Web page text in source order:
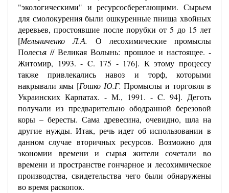
"экологическими" и ресурсосберегающими. Сырьем
для смолокурения были ошкуренные пнища хвойных
деревьев, простоявшие после порубки от 5 до 15 лет
[Мельниченко Л.А.
О лесохимические промыслы
Полесья // Великая Волынь: прошлое и настоящее. -
Житомир, 1993. - C. 175 - 176]. К этому процессу
также привлекались навоз и торф, которыми
накрывали ямы [Гошко Ю.Г. Промыслы и торговля в
Украинских Карпатах. - М., 1991. - C. 94]. Деготь
получали из предварительно ободранной березовой
коры – бересты. Сама древесина, очевидно, шла на
другие нужды. Итак, речь идет об использовании в
данном случае вторичных ресурсов. Возможно для
экономии времени и сырья жители сочетали во
времени и пространстве гончарное и лесохимическое
производства, свидетельства чего были обнаружены
во время раскопок.